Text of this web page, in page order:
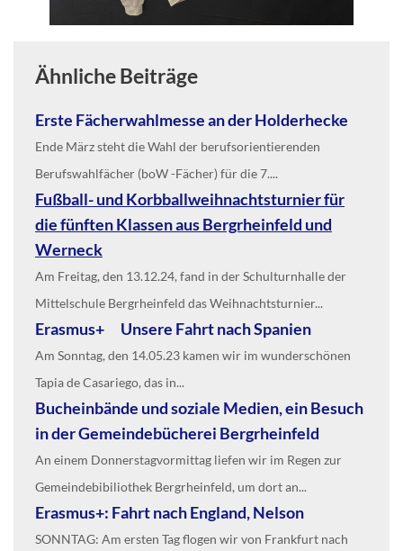
Ähnliche Beiträge
Erste Fächerwahlmesse an der Holderhecke
Ende März steht die Wahl der berufsorientierenden
Berufswahlfächer (boW -Fächer) für die 7....
Fußball- und Korbballweihnachtsturnier für
die fünften Klassen aus Bergrheinfeld und
Werneck
Am Freitag, den 13.12.24, fand in der Schulturnhalle der
Mittelschule Bergrheinfeld das Weihnachtsturnier...
Erasmus+ Unsere Fahrt nach Spanien
Am Sonntag, den 14.05.23 kamen wir im wunderschönen
Tapia de Casariego, das in...
Bucheinbände und soziale Medien, ein Besuch
in der Gemeindebücherei Bergrheinfeld
An einem Donnerstagvormittag liefen wir im Regen zur
Gemeindebibiliothek Bergrheinfeld, um dort an...
Erasmus+: Fahrt nach England, Nelson
SONNTAG: Am ersten Tag flogen wir von Frankfurt nach